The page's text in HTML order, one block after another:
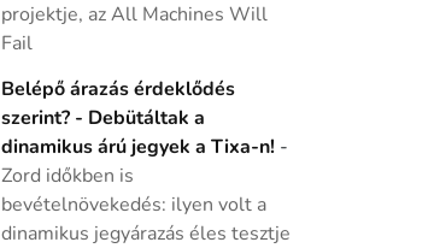
projektje, az All Machines Will
Fail
Belépő árazás érdeklődés
szerint? - Debütáltak a
dinamikus árú jegyek a Tixa-n! -
Zord időkben is
bevételnövekedés: ilyen volt a
dinamikus jegyárazás éles tesztje